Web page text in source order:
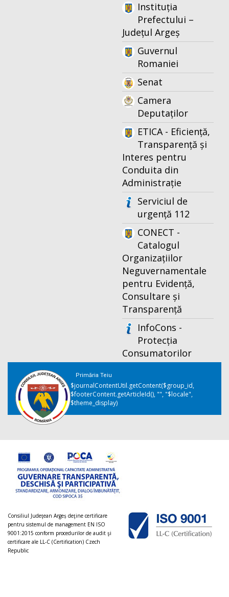
Instituția
Prefectului –
Județul Argeș
Guvernul
Romaniei
Senat
Camera
Deputaților
ETICA - Eficiență,
Transparență și
Interes pentru
Conduita din
Administrație
Serviciul de
urgență 112
CONECT -
Catalogul
Organizațiilor
Neguvernamentale
pentru Evidență,
Consultare și
Transparență
InfoCons -
Protecția
Consumatorilor
Primăria Teiu
$journalContentUtil.getContent($group_id,
$footerContent.getArticleId(), "", "$locale",
$theme_display)
Consiliul Judeţean Argeș deţine certificare
pentru sistemul de management EN ISO
9001:2015 conform procedurilor de audit şi
certificare ale LL-C (Certification) Czech
Republic